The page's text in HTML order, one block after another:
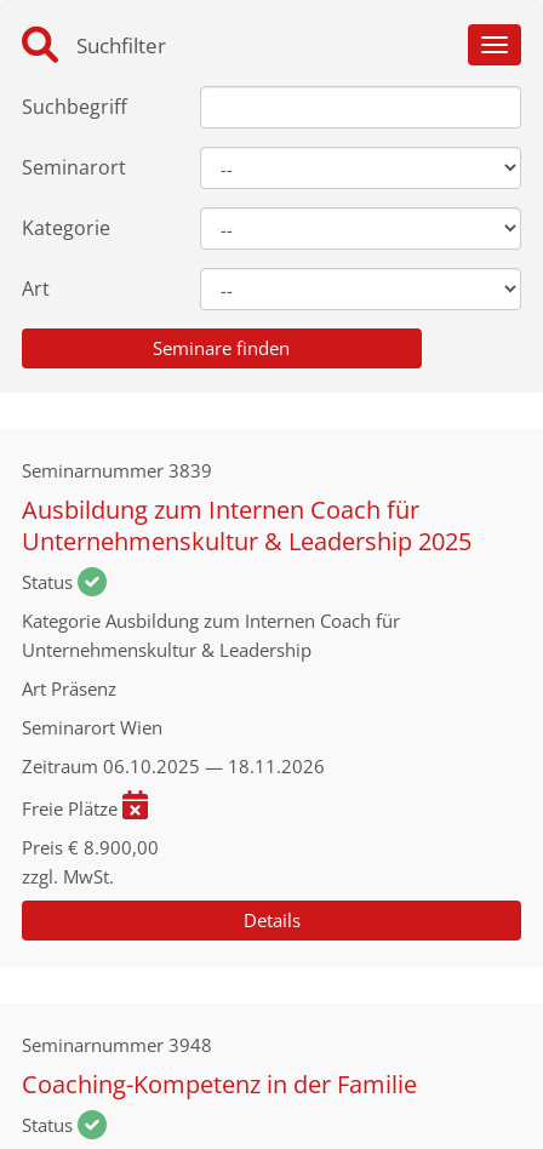
Suchfilter
Suchbegriff
Seminarort
Kategorie
Art
Seminarnummer 3839
Ausbildung zum Internen Coach für
Unternehmenskultur & Leadership 2025
Status
Kategorie Ausbildung zum Internen Coach für
Unternehmenskultur & Leadership
Art Präsenz
Seminarort Wien
Zeitraum 06.10.2025 — 18.11.2026
Freie Plätze
Preis € 8.900,00
zzgl. MwSt.
Details
Seminarnummer 3948
Coaching-Kompetenz in der Familie
Status